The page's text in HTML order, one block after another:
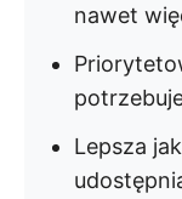
nawet
Lepsza